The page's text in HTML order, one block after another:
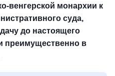
венгерской монархии к
суда,
до настоящего
преимущественно в